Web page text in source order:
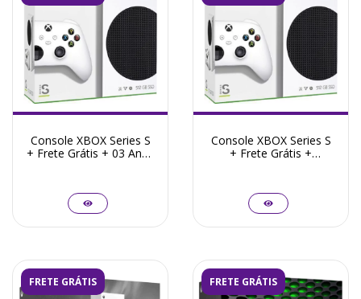
Console XBOX Series S
+ Frete Grátis + 03 Anos
Console XBOX Series S
+ Frete Grátis +
FRETE GRÁTIS FRETE GRÁTIS